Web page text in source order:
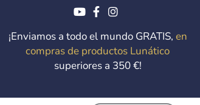
¡Enviamos a todo el mundo GRATIS, en
compras de productos Lunático
superiores a 350 €!